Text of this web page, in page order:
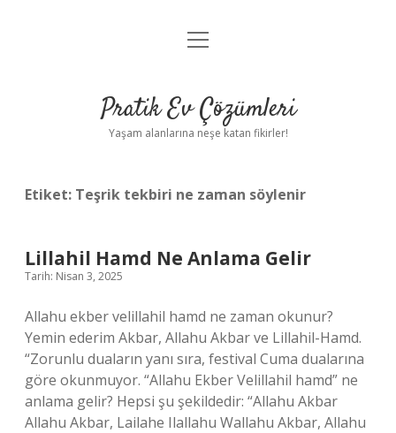
Anasayfa
Yasal Uyarı
menüyü
Pratik Ev Çözümleri
Yaşam alanlarına neşe katan fikirler!
Etiket: Teşrik tekbiri ne zaman söylenir
Lillahil Hamd Ne Anlama Gelir
Tarih: Nisan 3, 2025
Allahu ekber velillahil hamd ne zaman okunur?
Yemin ederim Akbar, Allahu Akbar ve Lillahil-Hamd.
“Zorunlu duaların yanı sıra, festival Cuma dualarına
göre okunmuyor. “Allahu Ekber Velillahil hamd” ne
anlama gelir? Hepsi şu şekildedir: “Allahu Akbar
Allahu Akbar, Lailahe Ilallahu Wallahu Akbar, Allahu